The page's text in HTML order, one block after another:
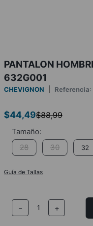
PANTALON
632G001
CHEVIGNON Referencia:
$44,49$88,99
28 30 32
Guía de Tallas
＋
－